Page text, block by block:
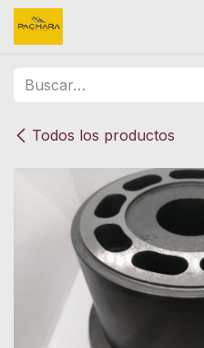
Ir al contenido
Todos los productos